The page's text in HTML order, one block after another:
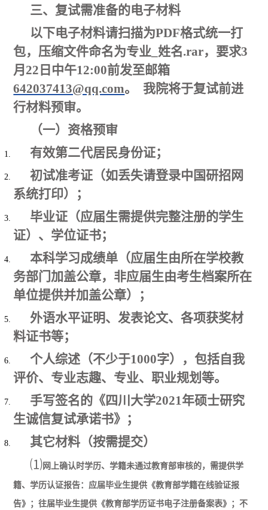
三、复试需准备的电子材料
以下电子材料请扫描为PDF格式统一打
包，压缩文件命名为专业_姓名.rar，要求3
月 22 日中午12:00前发至邮箱
642037413@qq.com。 我院将于复试前进
行材料预审。
（一）资格预审
有效第二代居民身份证；
初试准考证（如丢失请登录中国研招网
系统打印）；
毕业证（应届生需提供完整注册的学生
证）、学位证书；
本科学习成绩单（应届生由所在学校教
务部门加盖公章，非应届生由考生档案所在
单位提供并加盖公章）；
外语水平证明、发表论文、各项获奖材
料证书等；
个人综述（不少于1000字），包括自我
评价、专业志趣、专业、职业规划等。
手写签名的《四川大学2021年硕士研究
生诚信复试承诺书》；
其它材料（按需提交）
⑴ 网上确认时学历、学籍未通过教育部审核的，需提供学
籍、学历认证报告：应届毕业生提供《教育部学籍在线验证报
告》；往届毕业生提供《教育部学历证书电子注册备案表》；不